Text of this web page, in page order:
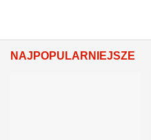
NAJPOPULARNIEJSZE